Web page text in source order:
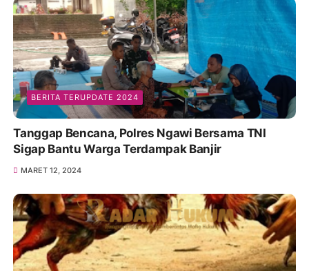
BERITA TERUPDATE 2024
Tanggap Bencana, Polres Ngawi Bersama TNI
Sigap Bantu Warga Terdampak Banjir
MARET 12, 2024